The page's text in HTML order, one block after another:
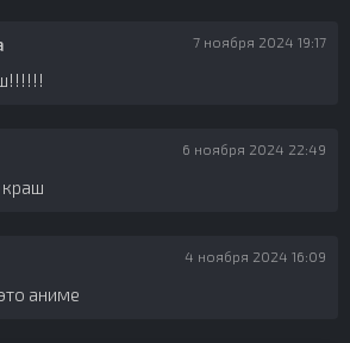
7 ноября 2024 19:17
6 ноября 2024 22:49
краш
4 ноября 2024 16:09
аниме